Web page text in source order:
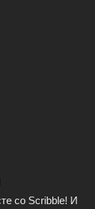
со Scribble! И